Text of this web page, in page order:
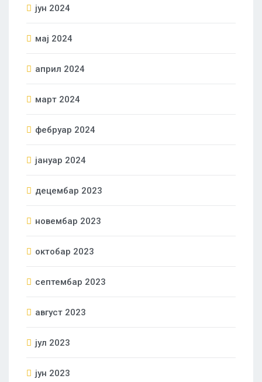
јун 2024
мај 2024
април 2024
март 2024
фебруар 2024
јануар 2024
децембар 2023
новембар 2023
октобар 2023
септембар 2023
август 2023
јул 2023
јун 2023